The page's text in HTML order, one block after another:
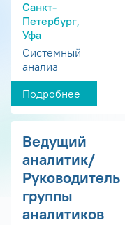
Санкт-
Петербург,
Уфа
Системный
анализ
Подробнее
Ведущий
аналитик/
Руководитель
группы
аналитиков